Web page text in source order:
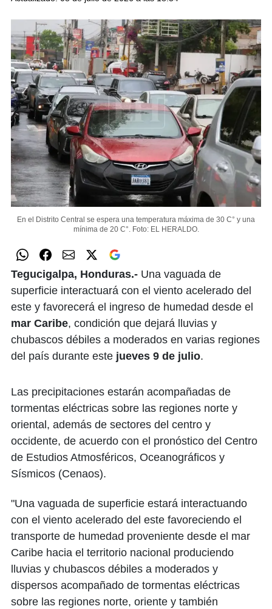
En el Distrito Central se espera una temperatura máxima de 30 C° y una
mínima de 20 C°. Foto: EL HERALDO.
Tegucigalpa, Honduras.- Una vaguada de
superficie interactuará con el viento acelerado del
este y favorecerá el ingreso de humedad desde el
mar Caribe, condición que dejará lluvias y
chubascos débiles a moderados en varias regiones
del país durante este jueves 9 de julio.
Las precipitaciones estarán acompañadas de
tormentas eléctricas sobre las regiones norte y
oriental, además de sectores del centro y
occidente, de acuerdo con el pronóstico del Centro
de Estudios Atmosféricos, Oceanográficos y
Sísmicos (Cenaos).
"Una vaguada de superficie estará interactuando
con el viento acelerado del este favoreciendo el
transporte de humedad proveniente desde el mar
Caribe hacia el territorio nacional produciendo
lluvias y chubascos débiles a moderados y
dispersos acompañado de tormentas eléctricas
sobre las regiones norte, oriente y también